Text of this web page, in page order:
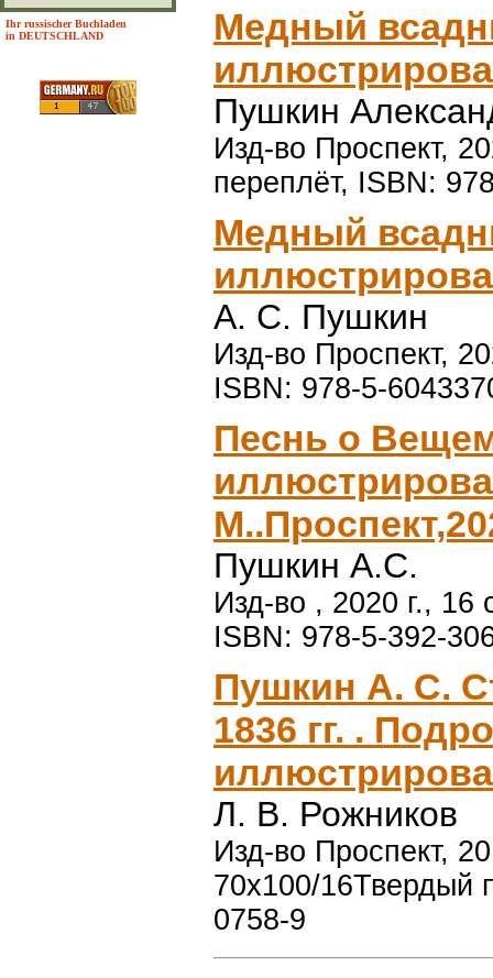
Ihr russischer Buchladen
in DEUTSCHLAND
Медный
Пушкин
Изд-во Проспект,
переплёт, ISBN:
Медный
А. С. Пушкин
Изд-во Проспект,
ISBN: 978-5-
Песнь о
Пушкин А.С.
Изд-во , 2020 г., 16
ISBN: 978-5-392-
Пушкин А. С.
1836 гг. .
Л. В. Рожников
Изд-во Проспект,
70x100/16Твердый
0758-9